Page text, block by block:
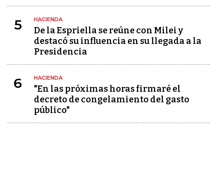
5 HACIENDA
De la Espriella se reúne con Milei y
destacó su influencia en su llegada a la
Presidencia
6 HACIENDA
"En las próximas horas firmaré el
decreto de congelamiento del gasto
público"